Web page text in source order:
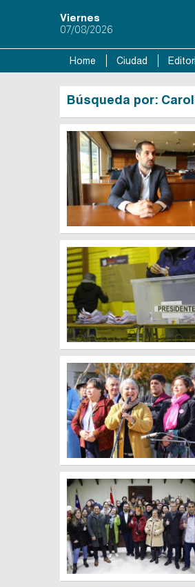
Viernes
07/08/2026
Home Ciudad
Búsqueda por: